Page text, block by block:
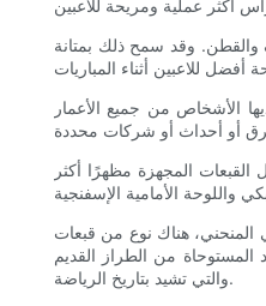
والقطن. وقد سمح ذلك بمتانة
الأشخاص من جميع الأعمار
المجهزة مظهرًا أكثر
المنحني، هناك نوع من قبعات
من الطراز القديم
والتي تشيد بتاريخ الرياضة.